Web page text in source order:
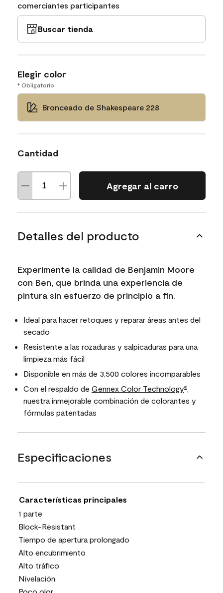
comerciantes participantes
Buscar tienda
Elegir color
* Obligatorio
Bronceado de Shakespeare 228
Cantidad
Agregar al carro
Detalles del producto
Experimente la calidad de Benjamin Moore
con Ben, que brinda una experiencia de
pintura sin esfuerzo de principio a fin.
Ideal para hacer retoques y reparar áreas antes del
secado
Resistente a las rozaduras y salpicaduras para una
limpieza más fácil
Disponible en más de 3,500 colores incomparables
Con el respaldo de Gennex Color Technology®,
nuestra inmejorable combinación de colorantes y
fórmulas patentadas
Especificaciones
Características principales
1 parte
Block-Resistant
Tiempo de apertura prolongado
Alto encubrimiento
Alto tráfico
Nivelación